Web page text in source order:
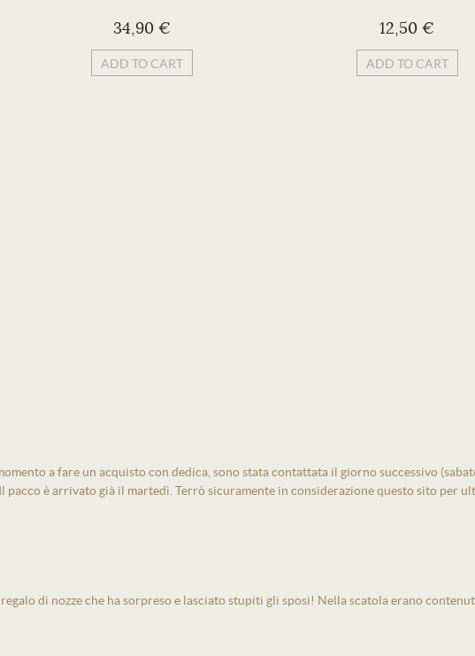
34,90 €
ADD TO CART
12,50 €
ADD TO CART
a fare un acquisto con dedica, sono stata contattata il giorno successivo
è arrivato già il martedì. Terrò sicuramente in considerazione questo sito per
di nozze che ha sorpreso e lasciato stupiti gli sposi! Nella scatola erano